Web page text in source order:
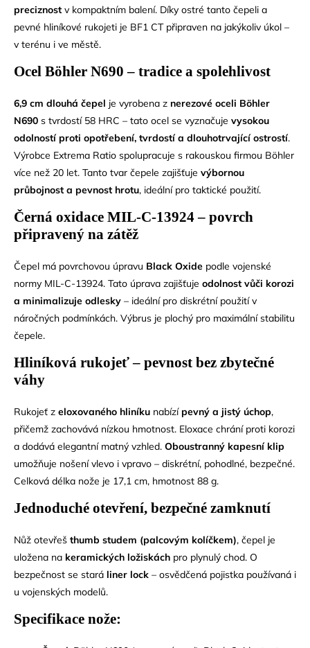
preciznost v kompaktním balení. Díky ostré tanto čepeli a
pevné hliníkové rukojeti je BF1 CT připraven na jakýkoliv úkol –
v terénu i ve městě.
Ocel Böhler N690 – tradice a spolehlivost
6,9 cm dlouhá čepel je vyrobena z nerezové oceli Böhler
N690 s tvrdostí 58 HRC – tato ocel se vyznačuje vysokou
odolností proti opotřebení, tvrdostí a dlouhotrvající ostrostí.
Výrobce Extrema Ratio spolupracuje s rakouskou firmou Böhler
více než 20 let. Tanto tvar čepele zajišťuje výbornou
průbojnost a pevnost hrotu, ideální pro taktické použití.
Černá oxidace MIL-C-13924 – povrch
připravený na zátěž
Čepel má povrchovou úpravu Black Oxide podle vojenské
normy MIL-C-13924. Tato úprava zajišťuje odolnost vůči korozi
a minimalizuje odlesky – ideální pro diskrétní použití v
náročných podmínkách. Výbrus je plochý pro maximální stabilitu
čepele.
Hliníková rukojeť – pevnost bez zbytečné
váhy
Rukojeť z eloxovaného hliníku nabízípevný a jistý úchop,
přičemž zachovává nízkou hmotnost. Eloxace chrání proti korozi
a dodává elegantní matný vzhled. Oboustranný kapesní klip
umožňuje nošení vlevo i vpravo – diskrétní, pohodlné, bezpečné.
Celková délka nože je 17,1 cm, hmotnost 88 g.
Jednoduché otevření, bezpečné zamknutí
Nůž otevřeš thumb studem (palcovým kolíčkem), čepel je
uložena na keramických ložiskách pro plynulý chod. O
bezpečnost se stará liner lock – osvědčená pojistka používaná i
u vojenských modelů.
Specifikace nože: